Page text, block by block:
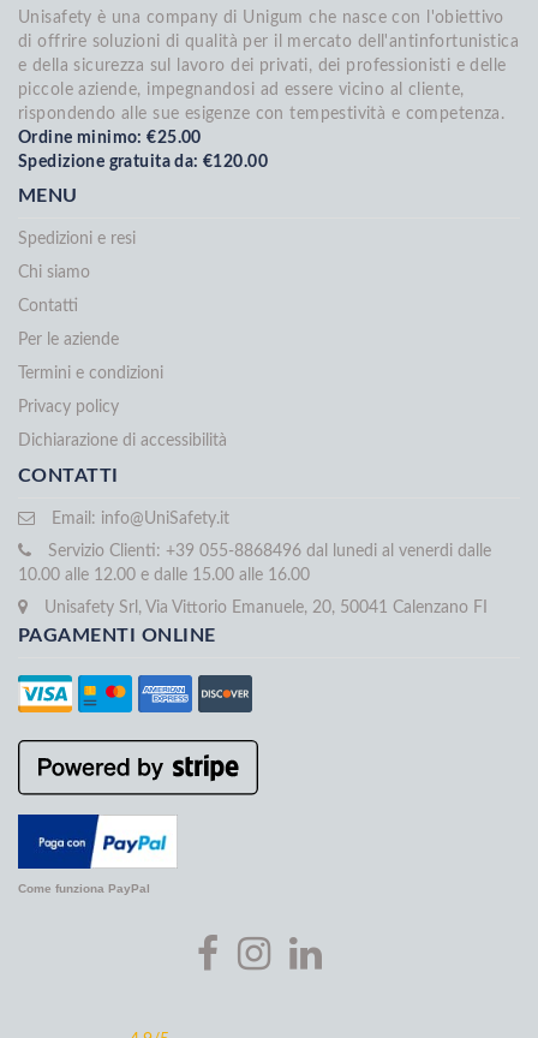
Unisafety è una company di Unigum che nasce con l'obiettivo
di offrire soluzioni di qualità per il mercato dell'antinfortunistica
e della sicurezza sul lavoro dei privati, dei professionisti e delle
piccole aziende, impegnandosi ad essere vicino al cliente,
rispondendo alle sue esigenze con tempestività e competenza.
Ordine minimo: €25.00
Spedizione gratuita da: €120.00
MENU
Spedizioni e resi
Chi siamo
Contatti
Per le aziende
Termini e condizioni
Privacy policy
Dichiarazione di accessibilità
CONTATTI
Email: info@UniSafety.it
Servizio Clienti: +39 055-8868496 dal lunedi al venerdi dalle
10.00 alle 12.00 e dalle 15.00 alle 16.00
Unisafety Srl, Via Vittorio Emanuele, 20, 50041 Calenzano FI
PAGAMENTI ONLINE
Come funziona PayPal